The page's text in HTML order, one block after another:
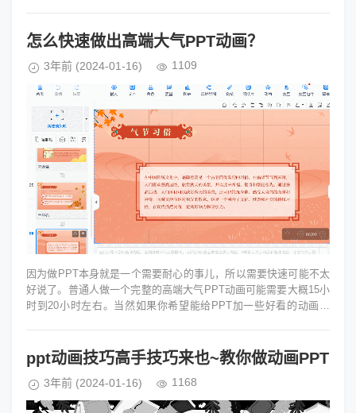
怎么快速做出高端大气PPT动画？
3年前 (2024-01-16) 1109
因为做PPT本身就是一个需要耐心的事儿，所以需要快速可能不太
好说了。普通人做一个完整的高端大气PPT动画可能需要大概15小
时到20小时左右。当然如果你希望能给PPT加一些好看的动画效
ppt动画技巧高手技巧来也~教你做动画PPT
3年前 (2024-01-16) 1168